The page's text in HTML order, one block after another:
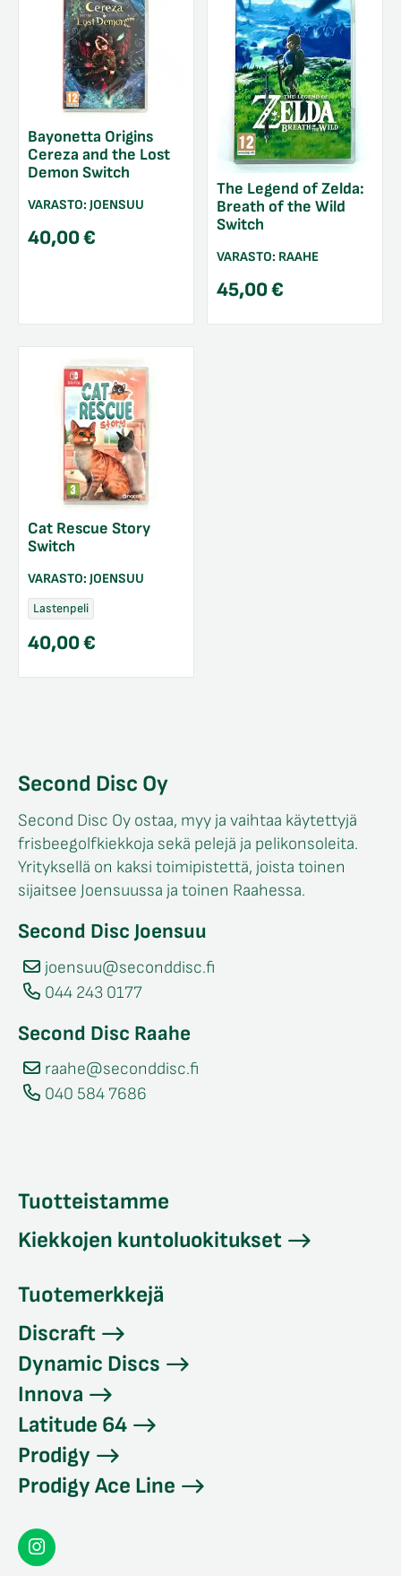
Bayonetta Origins
Cereza and the Lost
Demon Switch
VARASTO: JOENSUU
40,00€
The Legend of Zelda:
Breath of the Wild
Switch
VARASTO: RAAHE
45,00€
Cat Rescue Story
Switch
VARASTO: JOENSUU
Lastenpeli
40,00€
Second Disc Oy
Second Disc Oy ostaa, myy ja vaihtaa käytettyjä
frisbeegolfkiekkoja sekä pelejä ja pelikonsoleita.
Yrityksellä on kaksi toimipistettä, joista toinen
sijaitsee Joensuussa ja toinen Raahessa.
Second Disc Joensuu
joensuu@seconddisc.fi
044 243 0177
Second Disc Raahe
raahe@seconddisc.fi
040 584 7686
Tuotteistamme
Kiekkojen kuntoluokitukset
Tuotemerkkejä
Discraft
Dynamic Discs
Innova
Latitude 64
Prodigy
Prodigy Ace Line
Seconddisc